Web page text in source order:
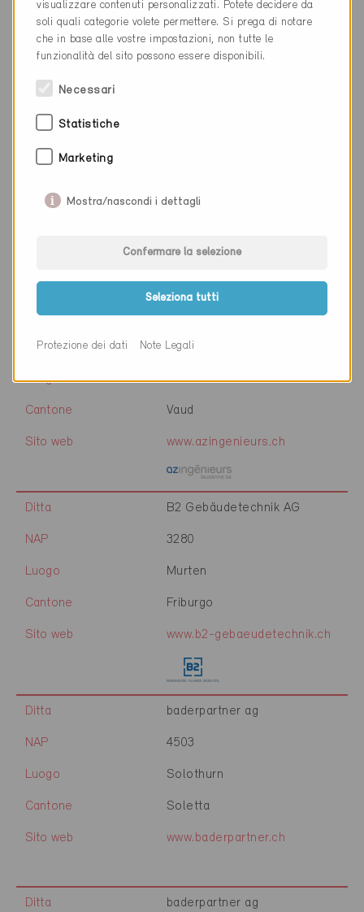
Cantone Vallese
Sito web www.avanthey.ch
NAP
www.vogt-ag.li
Ditta AZ Ingénieurs Lausanne SA
NAP 1010
Luogo Lausanne
Cantone Vaud
Sito web www.azingenieurs.ch
Ditta B2 Gebäudetechnik AG
NAP 3280
Luogo Murten
Cantone Friburgo
Sito web www.b2-gebaeudetechnik.ch
Ditta baderpartner ag
NAP 4503
Luogo Solothurn
Cantone Soletta
Sito web www.baderpartner.ch
Ditta baderpartner ag
visualizzare contenuti personalizzati. Potete decidere da
soli quali categorie volete permettere. Si prega di notare
che in base alle vostre impostazioni, non tutte le
funzionalità del sito possono essere disponibili.
Necessari
Statistiche
Marketing
Mostra/nascondi i dettagli
Confermare la selezione
Seleziona tutti
Protezione dei dati Note Legali